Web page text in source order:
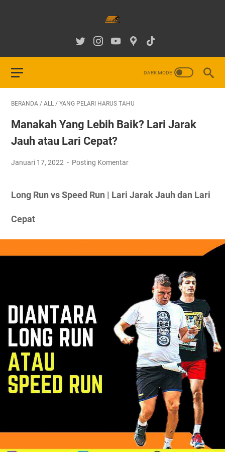
BERANDA / ALL / YANG PELARI HARUS TAHU
Manakah Yang Lebih Baik? Lari Jarak
Jauh atau Lari Cepat?
Januari 17, 2022 Posting Komentar
Long Run vs Speed Run | Lari Jarak Jauh dan Lari
Cepat